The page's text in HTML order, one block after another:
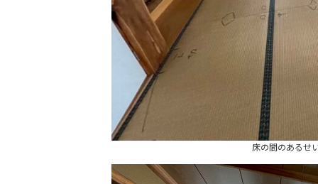
床の間のあるせ